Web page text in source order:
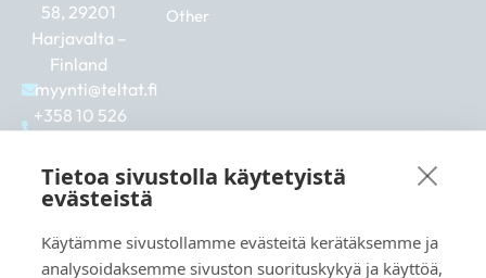
58, 29201
Harjavalta –
Finland
myynti@teltat.fi
+358 10 526
F
a
c
b
o
I
n
s
a
g
L
i
n
e
d
Other
See also:
Tietoa sivustolla käytetyistä
evästeistä
Käytämme sivustollamme evästeitä kerätäksemme ja
analysoidaksemme sivuston suorituskykyä ja käyttöä,